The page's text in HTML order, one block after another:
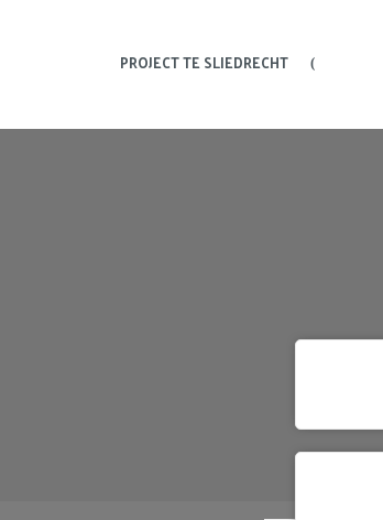
PROJECT TE SLIEDRECHT